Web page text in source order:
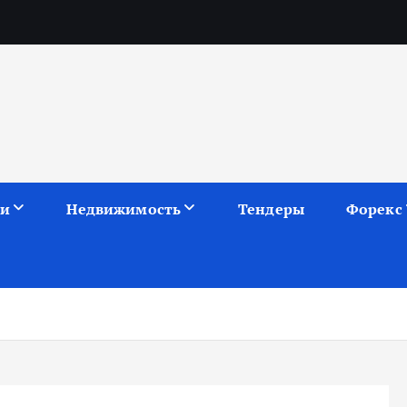
Недвижимость Тендеры Форекс